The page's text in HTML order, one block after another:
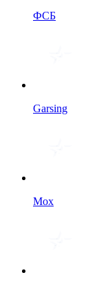
ФСБ
Garsing
Мох